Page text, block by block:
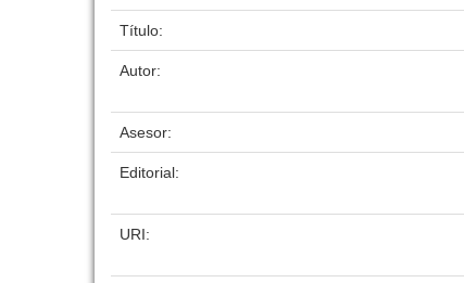
Título:
Autor:
Asesor:
Editorial:
URI: